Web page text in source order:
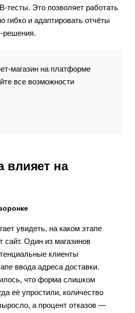
тесты. Это позволяет работать
гибко и адаптировать отчёты
решения.
магазин на платформе
все возможности
влияет на
увидеть, на каком этапе
сайт. Один из магазинов
клиенты
ввода адреса доставки.
что форма слишком
её упростили, количество
а процент отказов —